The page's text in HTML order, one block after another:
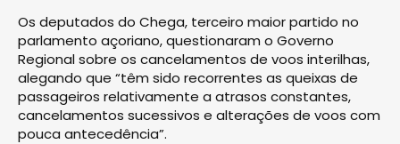
Os deputados do Chega, terceiro maior partido no
parlamento açoriano, questionaram o Governo
Regional sobre os cancelamentos de voos interilhas,
alegando que “têm sido recorrentes as queixas de
passageiros relativamente a atrasos constantes,
cancelamentos sucessivos e alterações de voos com
pouca antecedência”.